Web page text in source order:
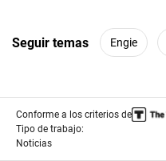
Seguir temas Engie
Conforme a los criterios de
Tipo de trabajo:
Noticias